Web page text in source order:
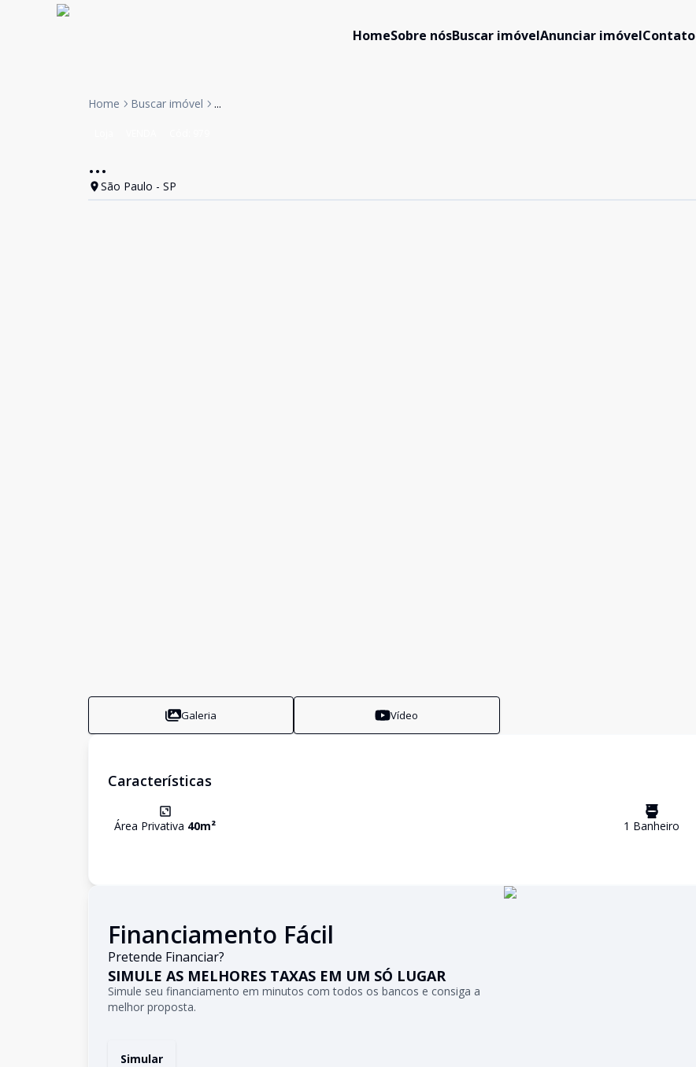
HomeSobre nósBuscar imóvelAnunciar imóvelContato
Home Buscar imóvel ...
...
São Paulo - SP
Galeria Vídeo
Características
Área Privativa 40m² 1 Banheiro
Financiamento Fácil
Pretende Financiar?
SIMULE AS MELHORES TAXAS EM UM SÓ LUGAR
Simule seu financiamento em minutos com todos os bancos e consiga a
melhor proposta.
Simular